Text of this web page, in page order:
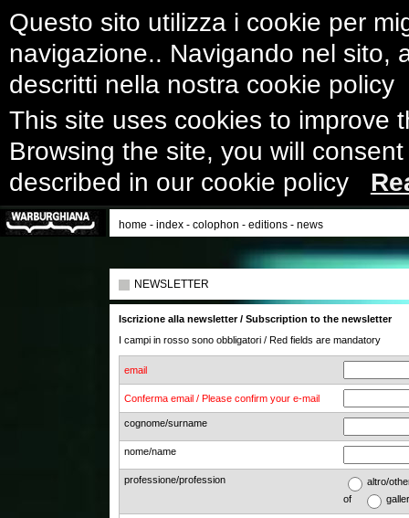
Questo sito utilizza i cookie per
navigazione.. Navigando nel sito,
descritti nella nostra cookie
This site uses cookies to improve
Browsing the site, you will
described in our cookie policy
home - index - colophon - editions - news
NEWSLETTER
Iscrizione alla newsletter / Subscription to the newsletter
I campi in rosso sono obbligatori / Red fields are mandatory
email
Conferma email / Please confirm your e-mail
cognome/surname
nome/name
professione/profession
altro/
of